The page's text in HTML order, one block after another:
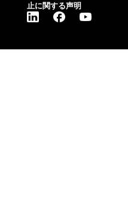
止に関する声明